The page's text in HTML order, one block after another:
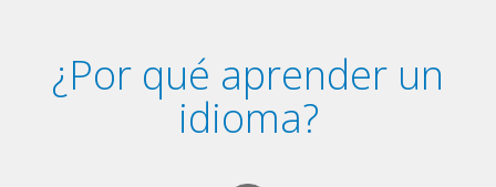
¿Por qué aprender un
idioma?